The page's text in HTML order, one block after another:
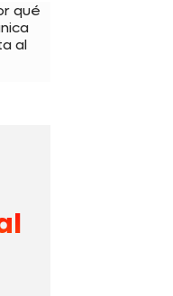
qué
al